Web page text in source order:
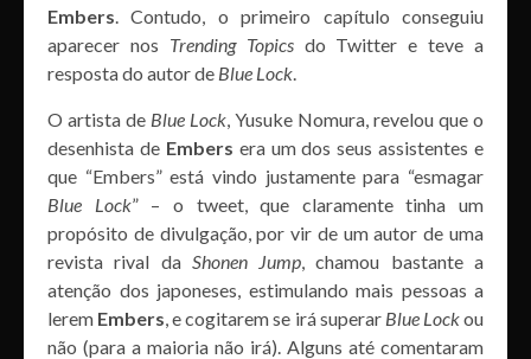
Embers . Contudo, o primeiro capítulo conseguiu
aparecer nos Trending Topicsdo Twitter e teve a
resposta do autor de Blue Lock
O artista de Blue Lock , Yusuke Nomura, revelou que o
desenhista de Embers era um dos seus assistentes e
que “Embers” está vindo justamente para “esmagar
Blue Lock” – o tweet, que claramente tinha um
propósito de divulgação, por vir de um autor de uma
revista rival da Shonen Jump , chamou bastante a
atenção dos japoneses, estimulando mais pessoas a
lerem Embers , e cogitarem se irá superar Blue Lockou
não (para a maioria não irá). Alguns até comentaram